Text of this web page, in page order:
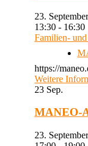
23.
13:30 - 16:30
Familien-
https://
Weitere
23 Sep.
MANEO-
23.